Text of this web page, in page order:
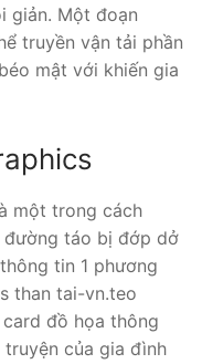
giản. Một đoạn
truyền vận tải phần
mật với khiến gia
một trong cách
táo bị đớp dở
tin 1 phương
than tai-vn.teo
đồ họa thông
của gia đình